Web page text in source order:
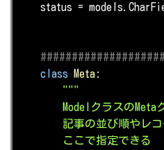
status =
class
Meta:
"""
ModelクラスのMeta
記事の並び順やレ
        ここで指定できる